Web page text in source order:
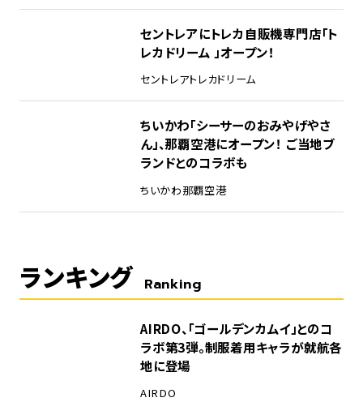
セントレアにトレカ自販機専門店「ト
レカドリーム 」オープン！
セントレアトレカドリーム
ちいかわ「シーサーのおみやげやさ
ん」、那覇空港にオープン！ ご当地ブ
ランドとのコラボも
ちいかわ那覇空港
ランキング Ranking
AIRDO、「ゴールデンカムイ」とのコ
ラボ第3弾。制服着用キャラが就航各
地に登場
AIRDO